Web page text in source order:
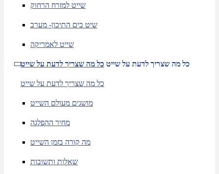
שייט למזרח הרחוק
שיט בים התיכון- מערב
שייט לאמריקה
כל מה שצריך לדעת על שייט כל מה שצריך לדעת על שייט
כל מה שצריך לדעת על שייט
מושגים מעולם השייט
מחיר ההפלגה
מה קורה בזמן השייט
שאלות ותשובות